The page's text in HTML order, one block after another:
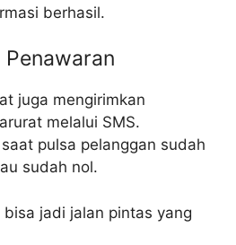
berhasil.
Penawaran
juga mengirimkan
melalui SMS.
pulsa pelanggan sudah
sudah nol.
jadi jalan pintas yang